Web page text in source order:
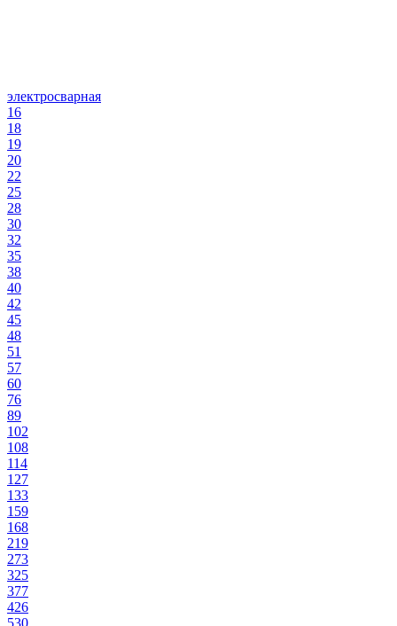
электросварная
16
18
19
20
22
25
28
30
32
35
38
40
42
45
48
51
57
60
76
89
102
108
114
127
133
159
168
219
273
325
377
426
530